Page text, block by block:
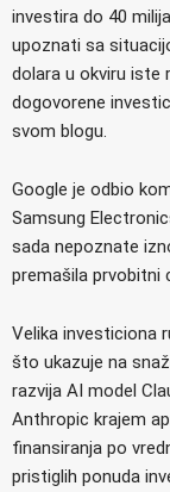
investira do 40
upoznati sa
dolara u okviru iste
dogovorene
svom blogu.
Google je odbio
Samsung
sada nepoznate
premašila prvobitni
Velika investiciona
što ukazuje na
razvija AI model
Anthropic krajem
finansiranja po
pristiglih ponuda